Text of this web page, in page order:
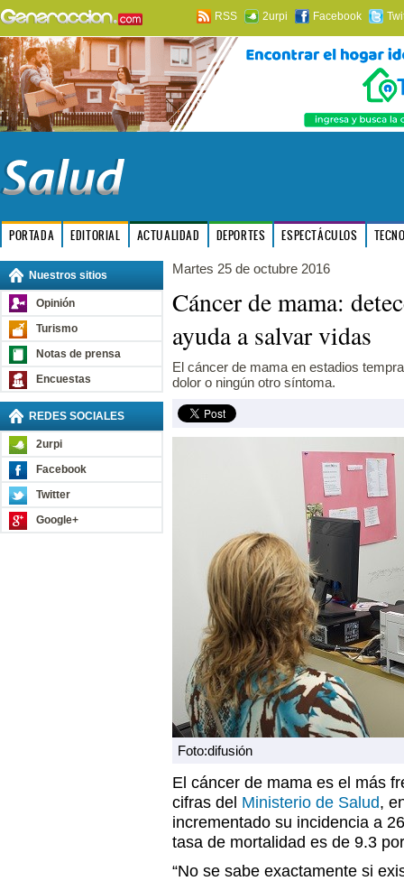
RSS 2urpi Facebook
PORTADA EDITORIAL ACTUALIDAD DEPORTES ESPECTÁCULOS
Nuestros sitios
Opinión
Turismo
Notas de prensa
Encuestas
REDES SOCIALES
2urpi
Facebook
Twitter
Google+
Martes 25 de octubre 2016
Cáncer de mama:
ayuda a salvar vidas
El cáncer de mama en estadios
dolor o ningún otro síntoma.
Foto:difusión
El cáncer de mama es el más
cifras del Ministerio de Salud,
incrementado su incidencia a
tasa de mortalidad es de 9.3
“No se sabe exactamente si